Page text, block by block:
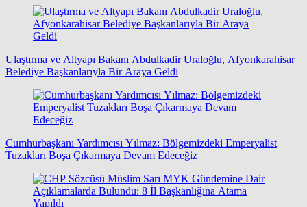
Ulaştırma ve Altyapı Bakanı Abdulkadir Uraloğlu, Afyonkarahisar
Belediye Başkanlarıyla Bir Araya Geldi
Cumhurbaşkanı Yardımcısı Yılmaz: Bölgemizdeki Emperyalist
Tuzakları Boşa Çıkarmaya Devam Edeceğiz